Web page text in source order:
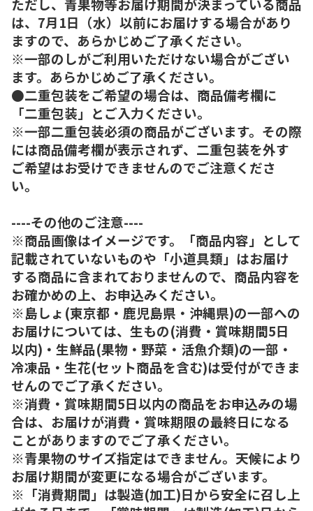
は、7月1日（水）以前にお届けする場合があり
ますので、あらかじめご了承ください。
※一部のしがご利用いただけない場合がござい
ます。あらかじめご了承ください。
●二重包装をご希望の場合は、商品備考欄に
「二重包装」とご入力ください。
※一部二重包装必須の商品がございます。その際
には商品備考欄が表示されず、二重包装を外す
ご希望はお受けできませんのでご注意くださ
い。
----その他のご注意----
※商品画像はイメージです。「商品内容」として
記載されていないものや「小道具類」はお届け
する商品に含まれておりませんので、商品内容を
お確かめの上、お申込みください。
※島しょ(東京都・鹿児島県・沖縄県)の一部への
お届けについては、生もの(消費・賞味期間5日
以内)・生鮮品(果物・野菜・活魚介類)の一部・
冷凍品・生花(セット商品を含む)は受付ができま
せんのでご了承ください。
※消費・賞味期間5日以内の商品をお申込みの場
合は、お届けが消費・賞味期限の最終日になる
ことがありますのでご了承ください。
※青果物のサイズ指定はできません。天候により
お届け期間が変更になる場合がございます。
※「消費期間」は製造(加工)日から安全に召し上